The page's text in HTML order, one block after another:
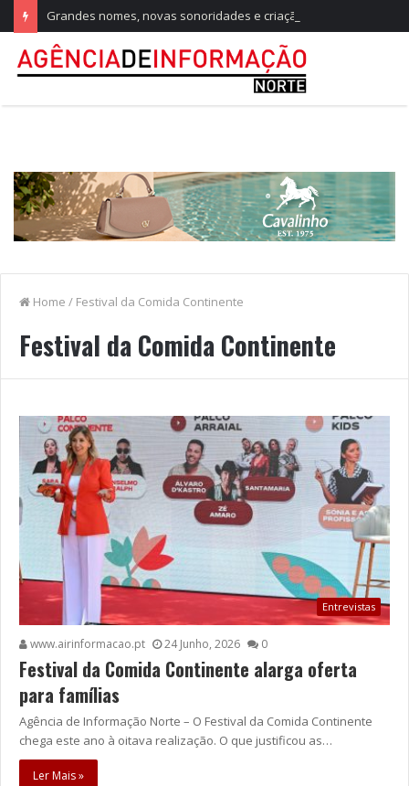
Home / Festival da Comida Continente
Festival da Comida Continente
Entrevistas
www.airinformacao.pt 24 Junho, 2026 0
Festival da Comida Continente alarga oferta
para famílias
Agência de Informação Norte – O Festival da Comida Continente
chega este ano à oitava realização. O que justificou as…
Ler Mais »